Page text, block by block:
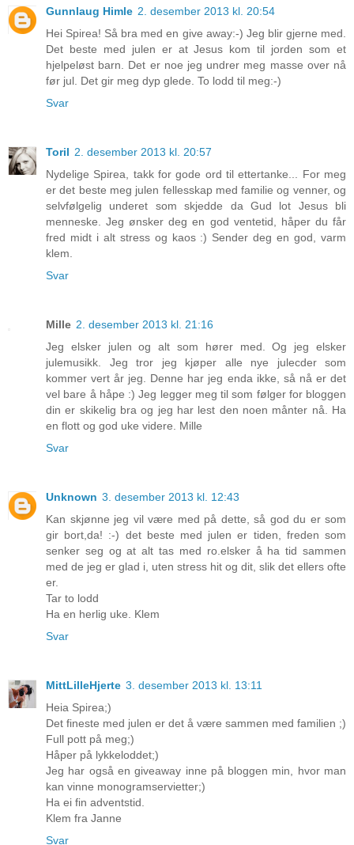
Gunnlaug Himle 2. desember 2013 kl. 20:54
Hei Spirea! Så bra med en give away:-) Jeg blir gjerne med.
Det beste med julen er at Jesus kom til jorden som et
hjelpeløst barn. Det er noe jeg undrer meg masse over nå
før jul. Det gir meg dyp glede. To lodd til meg:-)
Svar
Toril 2. desember 2013 kl. 20:57
Nydelige Spirea, takk for gode ord til ettertanke... For meg
er det beste meg julen fellesskap med familie og venner, og
selvfølgelig underet som skjedde da Gud lot Jesus bli
menneske. Jeg ønsker deg en god ventetid, håper du får
fred midt i alt stress og kaos :) Sender deg en god, varm
klem.
Svar
Mille 2. desember 2013 kl. 21:16
Jeg elsker julen og alt som hører med. Og jeg elsker
julemusikk. Jeg tror jeg kjøper alle nye julecder som
kommer vert år jeg. Denne har jeg enda ikke, så nå er det
vel bare å håpe :) Jeg legger meg til som følger for bloggen
din er skikelig bra og jeg har lest den noen månter nå. Ha
en flott og god uke videre. Mille
Svar
Unknown 3. desember 2013 kl. 12:43
Kan skjønne jeg vil være med på dette, så god du er som
gir bort,da! :-) det beste med julen er tiden, freden som
senker seg og at alt tas med ro.elsker å ha tid sammen
med de jeg er glad i, uten stress hit og dit, slik det ellers ofte
er.
Tar to lodd
Ha en herlig uke. Klem
Svar
MittLilleHjerte 3. desember 2013 kl. 13:11
Heia Spirea;)
Det fineste med julen er det å være sammen med familien ;)
Full pott på meg;)
Håper på lykkeloddet;)
Jeg har også en giveaway inne på bloggen min, hvor man
kan vinne monogramservietter;)
Ha ei fin adventstid.
Klem fra Janne
Svar